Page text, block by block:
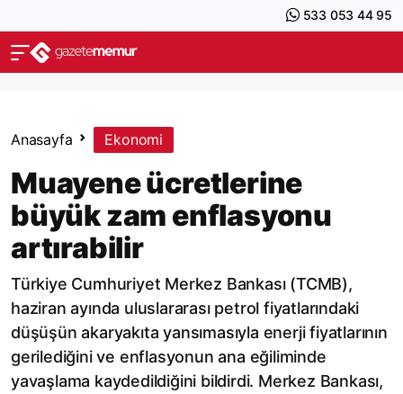
533 053 44 95
Anasayfa Ekonomi
Muayene ücretlerine
büyük zam enflasyonu
artırabilir
Türkiye Cumhuriyet Merkez Bankası (TCMB),
haziran ayında uluslararası petrol fiyatlarındaki
düşüşün akaryakıta yansımasıyla enerji fiyatlarının
gerilediğini ve enflasyonun ana eğiliminde
yavaşlama kaydedildiğini bildirdi. Merkez Bankası,